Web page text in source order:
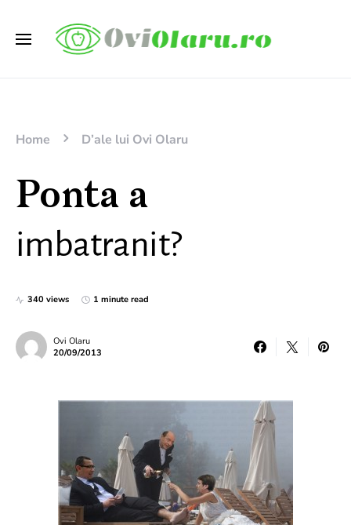
Home D’ale lui Ovi Olaru
Ponta a
imbatranit?
340 views 1 minute read
Ovi Olaru
20/09/2013